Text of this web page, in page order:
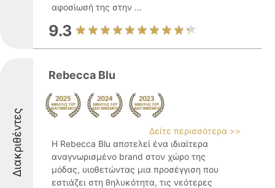
αφοσίωσή της στην ...
9.3
Διακριθέντες
Rebecca Blu
Δείτε περισσότερα >>
Η Rebecca Blu αποτελεί ένα ιδιαίτερα
αναγνωρισμένο brand στον χώρο της
μόδας, υιοθετώντας μια προσέγγιση που
εστιάζει στη θηλυκότητα, τις νεότερες